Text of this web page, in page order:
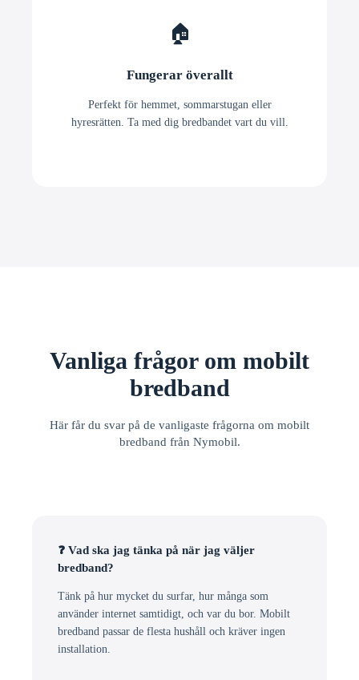
🏠
Fungerar överallt
Perfekt för hemmet, sommarstugan eller
hyresrätten. Ta med dig bredbandet vart du vill.
Vanliga frågor om mobilt
bredband
Här får du svar på de vanligaste frågorna om mobilt
bredband från Nymobil.
❓ Vad ska jag tänka på när jag väljer
bredband?
Tänk på hur mycket du surfar, hur många som
använder internet samtidigt, och var du bor. Mobilt
bredband passar de flesta hushåll och kräver ingen
installation.